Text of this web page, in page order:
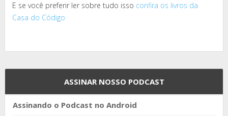
E se você preferir ler sobre tudo isso confira os livros da
Casa do Código
ASSINAR NOSSO PODCAST
Assinando o Podcast no Android